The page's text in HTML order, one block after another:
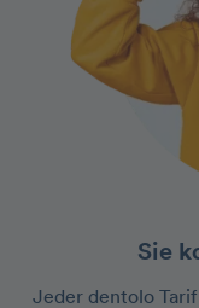
Sie
Jeder dentolo